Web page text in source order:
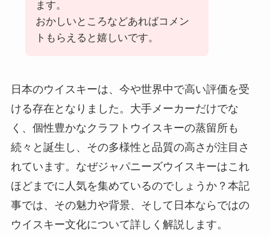
ます。
おかしいところなどあればコメン
トもらえると嬉しいです。
日本のウイスキーは、今や世界中で高い評価を受
ける存在となりました。大手メーカーだけでな
く、個性豊かなクラフトウイスキーの蒸留所も
続々と誕生し、その多様性と品質の高さが注目さ
れています。なぜジャパニーズウイスキーはこれ
ほどまでに人気を集めているのでしょうか？本記
事では、その魅力や背景、そして日本ならではの
ウイスキー文化について詳しく解説します。